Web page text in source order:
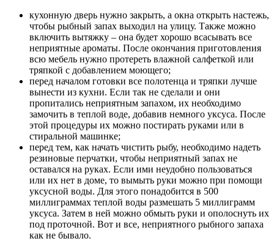
кухонную дверь нужно закрыть, а окна открыть настежь,
чтобы рыбный запах выходил на улицу. Также можно
включить вытяжку – она будет хорошо всасывать все
неприятные ароматы. После окончания приготовления
всю мебель нужно протереть влажной салфеткой или
тряпкой с добавлением моющего;
перед началом готовки все полотенца и тряпки лучше
вынести из кухни. Если так не сделали и они
пропитались неприятным запахом, их необходимо
замочить в теплой воде, добавив немного уксуса. После
этой процедуры их можно постирать руками или в
стиральной машинке;
перед тем, как начать чистить рыбу, необходимо надеть
резиновые перчатки, чтобы неприятный запах не
оставался на руках. Если ими неудобно пользоваться
или их нет в доме, то вымыть руки можно при помощи
уксусной воды. Для этого понадобится в 500
миллиграммах теплой воды размешать 5 миллиграмм
уксуса. Затем в ней можно обмыть руки и ополоснуть их
под проточной. Вот и все, неприятного рыбного запаха
как не бывало.